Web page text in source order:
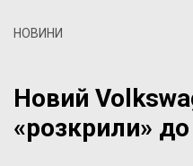
НОВИНИ
Новий
«розкрили»